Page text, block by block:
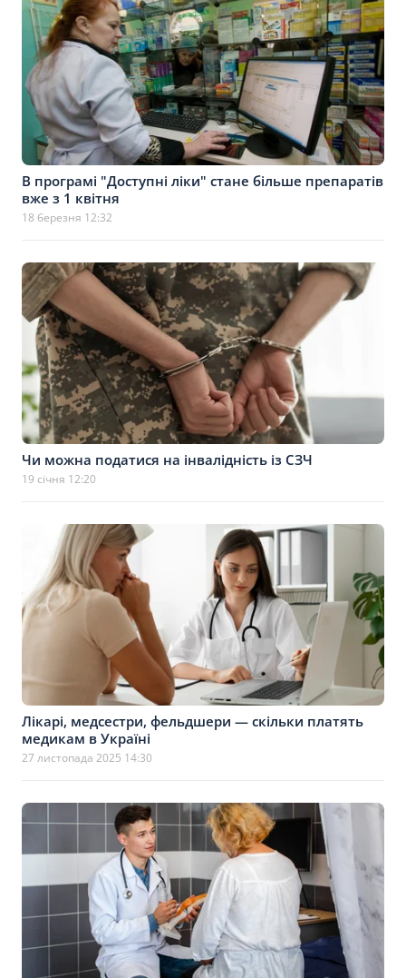
В програмі "Доступні ліки" стане більше препаратів
вже з 1 квітня
18 березня 12:32
Чи можна податися на інвалідність із СЗЧ
19 січня 12:20
Лікарі, медсестри, фельдшери — скільки платять
медикам в Україні
27 листопада 2025 14:30